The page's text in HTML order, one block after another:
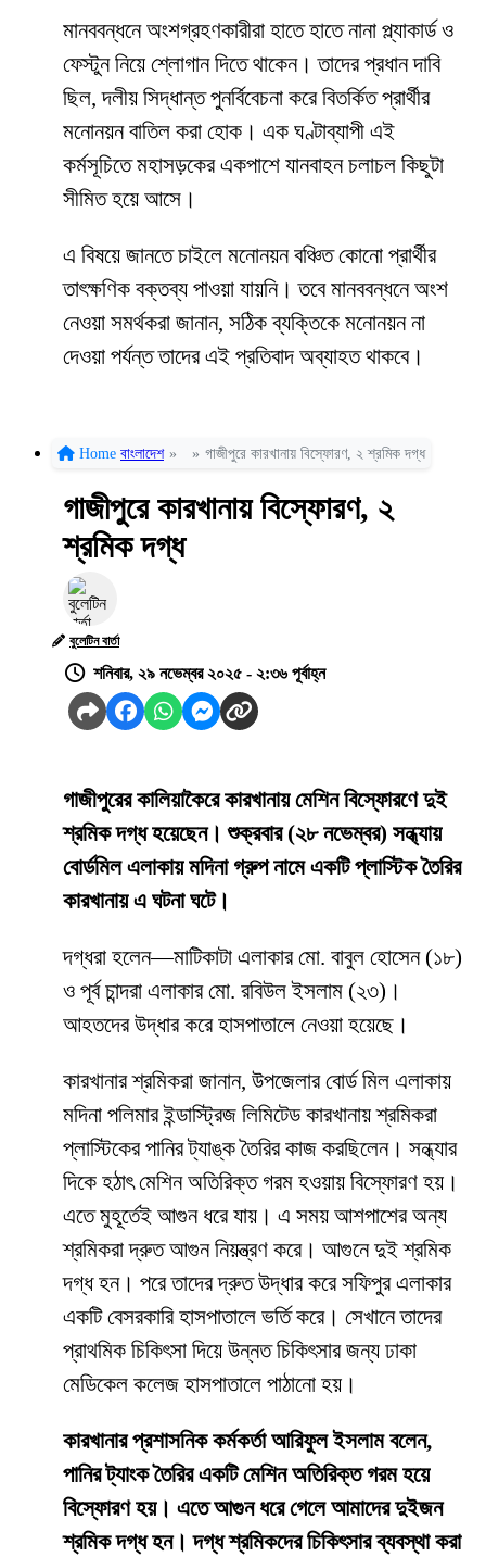
মানববন্ধনে অংশগ্রহণকারীরা হাতে হাতে নানা প্ল্যাকার্ড ও
ফেস্টুন নিয়ে শ্লোগান দিতে থাকেন। তাদের প্রধান দাবি
ছিল, দলীয় সিদ্ধান্ত পুনর্বিবেচনা করে বিতর্কিত প্রার্থীর
মনোনয়ন বাতিল করা হোক। এক ঘণ্টাব্যাপী এই
কর্মসূচিতে মহাসড়কের একপাশে যানবাহন চলাচল কিছুটা
সীমিত হয়ে আসে।
এ বিষয়ে জানতে চাইলে মনোনয়ন বঞ্চিত কোনো প্রার্থীর
তাৎক্ষণিক বক্তব্য পাওয়া যায়নি। তবে মানববন্ধনে অংশ
নেওয়া সমর্থকরা জানান, সঠিক ব্যক্তিকে মনোনয়ন না
দেওয়া পর্যন্ত তাদের এই প্রতিবাদ অব্যাহত থাকবে।
Home বাংলাদেশ » » গাজীপুরে কারখানায় বিস্ফোরণ, ২ শ্রমিক দগ্ধ
গাজীপুরে কারখানায় বিস্ফোরণ, ২
শ্রমিক দগ্ধ
বুলেটিন বার্তা
শনিবার, ২৯ নভেম্বর ২০২৫ - ২:৩৬ পূর্বাহ্ন
গাজীপুরের কালিয়াকৈরে কারখানায় মেশিন বিস্ফোরণে দুই
শ্রমিক দগ্ধ হয়েছেন। শুক্রবার (২৮ নভেম্বর) সন্ধ্যায়
বোর্ডমিল এলাকায় মদিনা গ্রুপ নামে একটি প্লাস্টিক তৈরির
কারখানায় এ ঘটনা ঘটে।
দগ্ধরা হলেন—মাটিকাটা এলাকার মো. বাবুল হোসেন (১৮)
ও পূর্ব চান্দরা এলাকার মো. রবিউল ইসলাম (২৩)।
আহতদের উদ্ধার করে হাসপাতালে নেওয়া হয়েছে।
কারখানার শ্রমিকরা জানান, উপজেলার বোর্ড মিল এলাকায়
মদিনা পলিমার ইন্ডাস্ট্রিজ লিমিটেড কারখানায় শ্রমিকরা
প্লাস্টিকের পানির ট্যাঙ্ক তৈরির কাজ করছিলেন। সন্ধ্যার
দিকে হঠাৎ মেশিন অতিরিক্ত গরম হওয়ায় বিস্ফোরণ হয়।
এতে মুহূর্তেই আগুন ধরে যায়। এ সময় আশপাশের অন্য
শ্রমিকরা দ্রুত আগুন নিয়ন্ত্রণ করে। আগুনে দুই শ্রমিক
দগ্ধ হন। পরে তাদের দ্রুত উদ্ধার করে সফিপুর এলাকার
একটি বেসরকারি হাসপাতালে ভর্তি করে। সেখানে তাদের
প্রাথমিক চিকিৎসা দিয়ে উন্নত চিকিৎসার জন্য ঢাকা
মেডিকেল কলেজ হাসপাতালে পাঠানো হয়।
কারখানার প্রশাসনিক কর্মকর্তা আরিফুল ইসলাম বলেন,
পানির ট্যাংক তৈরির একটি মেশিন অতিরিক্ত গরম হয়ে
বিস্ফোরণ হয়। এতে আগুন ধরে গেলে আমাদের দুইজন
শ্রমিক দগ্ধ হন। দগ্ধ শ্রমিকদের চিকিৎসার ব্যবস্থা করা